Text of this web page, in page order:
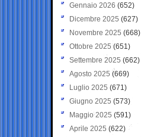
Gennaio 2026 (652)
Dicembre 2025 (627)
Novembre 2025 (668)
Ottobre 2025 (651)
Settembre 2025 (662)
Agosto 2025 (669)
Luglio 2025 (671)
Giugno 2025 (573)
Maggio 2025 (591)
Aprile 2025 (622)